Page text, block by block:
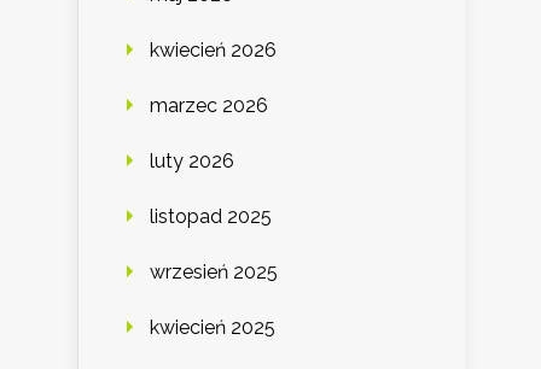
kwiecień 2026
marzec 2026
luty 2026
listopad 2025
wrzesień 2025
kwiecień 2025